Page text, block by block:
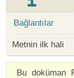
Bağlantılar
Metnin ilk hali
Bu doküman